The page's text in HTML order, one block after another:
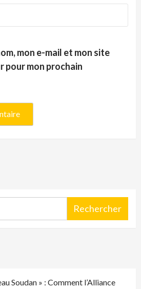
mon e-mail et mon site
pour mon prochain
Rechercher
Soudan » : Comment l’Alliance